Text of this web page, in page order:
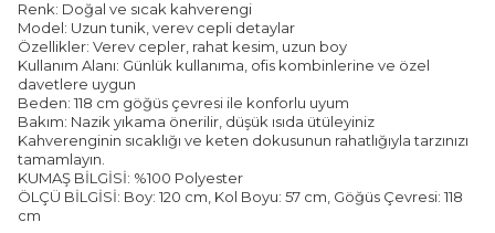
Renk: Doğal ve sıcak kahverengi
Model: Uzun tunik, verev cepli detaylar
Özellikler: Verev cepler, rahat kesim, uzun boy
Kullanım Alanı: Günlük kullanıma, ofis kombinlerine ve özel
davetlere uygun
Beden: 118 cm göğüs çevresi ile konforlu uyum
Bakım: Nazik yıkama önerilir, düşük ısıda ütüleyiniz
Kahverenginin sıcaklığı ve keten dokusunun rahatlığıyla tarzınızı
tamamlayın.
KUMAŞ BİLGİSİ: %100 Polyester
ÖLÇÜ BİLGİSİ: Boy: 120 cm, Kol Boyu: 57 cm, Göğüs Çevresi: 118
cm